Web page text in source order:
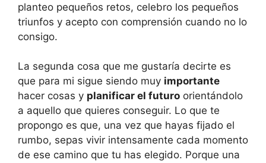
planteo pequeños retos, celebro los pequeños
triunfos y acepto con comprensión cuando no lo
consigo.
La segunda cosa que me gustaría decirte es
que para mi sigue siendo muy importante
hacer cosas y planificar el futuro orientándolo
a aquello que quieres conseguir. Lo que te
propongo es que, una vez que hayas fijado el
rumbo, sepas vivir intensamente cada momento
de ese camino que tu has elegido. Porque una